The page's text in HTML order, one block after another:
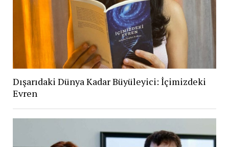
Dışarıdaki Dünya Kadar Büyüleyici: İçimizdeki
Evren